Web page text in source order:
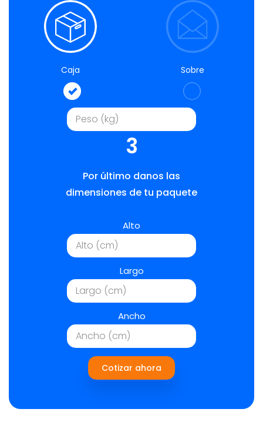
Caja Sobre
3
Por último danos las
dimensiones de tu paquete
Alto
Largo
Ancho
Cotizar ahora